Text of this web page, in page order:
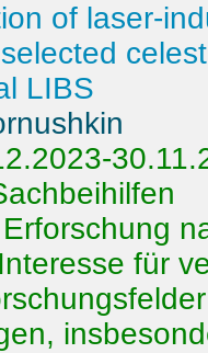
of laser-
LIBS
für